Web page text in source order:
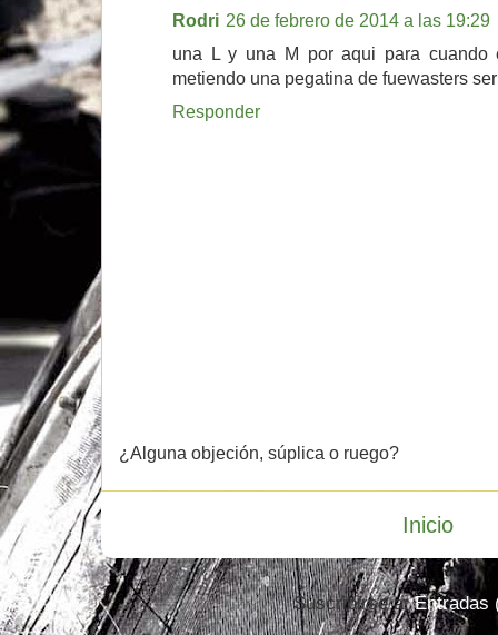
Rodri 26 de febrero de 2014 a las 19:29
una L y una M por aqui para cuando
metiendo una pegatina de fuewasters
Responder
¿Alguna objeción, súplica o ruego?
Inicio
Suscribirse a:Entradas